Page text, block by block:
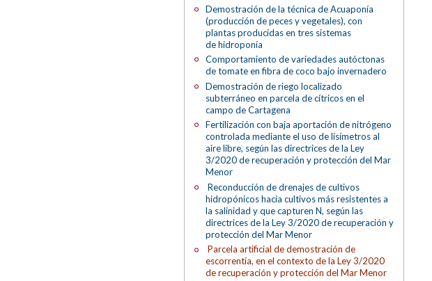
Demostración de la técnica de Acuaponía
(producción de peces y vegetales), con
plantas producidas en tres sistemas
de hidroponía
Comportamiento de variedades autóctonas
de tomate en fibra de coco bajo invernadero
Demostración de riego localizado
subterráneo en parcela de cítricos en el
campo de Cartagena
Fertilización con baja aportación de nitrógeno
controlada mediante el uso de lisímetros al
aire libre, según las directrices de la Ley
3/2020 de recuperación y protección del Mar
Menor
Reconducción de drenajes de cultivos
hidropónicos hacia cultivos más resistentes a
la salinidad y que capturen N, según las
directrices de la Ley 3/2020 de recuperación y
protección del Mar Menor
Parcela artificial de demostración de
escorrentía, en el contexto de la Ley 3/2020
de recuperación y protección del Mar Menor